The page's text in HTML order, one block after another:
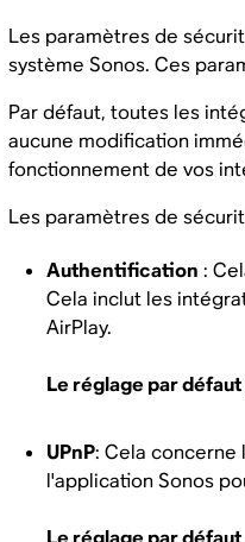
Les paramètres de
système Sonos. Ces
Par défaut, toutes les
aucune modification
fonctionnement de vos
Les paramètres de
Authentification :
Cela inclut les
AirPlay.
Le réglage par
UPnP: Cela concerne
l'application Sonos